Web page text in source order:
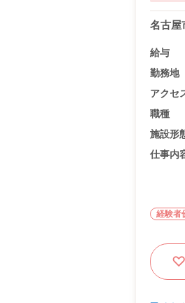
名古屋
給与
勤務地
アクセ
職種
施設形
仕事内
経験者